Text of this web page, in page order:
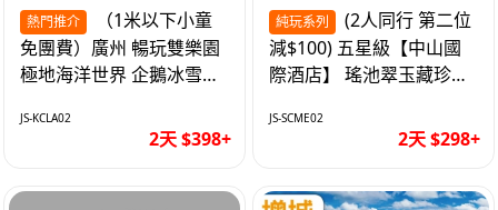
熱門推介
免團費）廣州 暢玩雙樂園
極地海洋世界 企鵝冰雪世
JS-KCLA02
2天 $398+
純玩系列
減$100) 五星級【中山國
際酒店】 瑤池翠玉藏珍盅
JS-SCME02
2天 $298+